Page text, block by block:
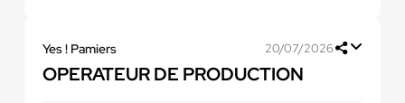
Yes ! Pamiers 20/07/2026
OPERATEUR DE PRODUCTION